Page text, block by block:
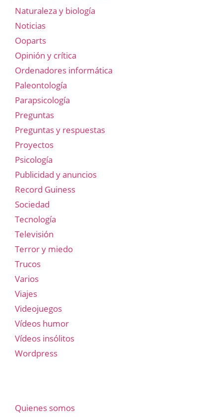
Naturaleza y biología
Noticias
Ooparts
Opinión y crítica
Ordenadores informática
Paleontología
Parapsicología
Preguntas
Preguntas y respuestas
Proyectos
Psicología
Publicidad y anuncios
Record Guiness
Sociedad
Tecnología
Televisión
Terror y miedo
Trucos
Varios
Viajes
Videojuegos
Vídeos humor
Vídeos insólitos
Wordpress
Quienes somos